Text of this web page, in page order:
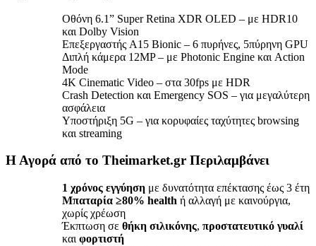
Οθόνη 6.1” Super Retina XDR OLED – με HDR10
και Dolby Vision
Επεξεργαστής A15 Bionic – 6 πυρήνες, 5πύρηνη GPU
Διπλή κάμερα 12MP – με Photonic Engine και Action
Mode
4K Cinematic Video – στα 30fps με HDR
Crash Detection και Emergency SOS – για μεγαλύτερη
ασφάλεια
Υποστήριξη 5G – για κορυφαίες ταχύτητες browsing
και streaming
Η Αγορά από το Theimarket.gr Περιλαμβάνει
1 χρόνος εγγύηση με δυνατότητα επέκτασης έως 3 έτη
Μπαταρία ≥80% health ή αλλαγή με καινούργια,
χωρίς χρέωση
Έκπτωση σε θήκη σιλικόνης, προστατευτικό γυαλί
και φορτιστή